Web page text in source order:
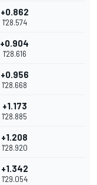
+0.862
1'28.574
+0.904
1'28.616
+0.956
1'28.668
+1.173
1'28.885
+1.208
1'28.920
+1.342
1'29.054